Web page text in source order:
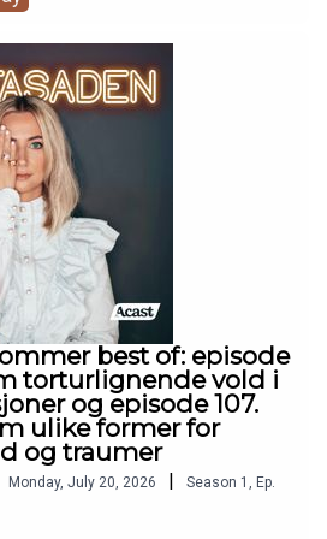
og TM legetjenester i
TM legetjenester finner du også
best of: episode
torturlignende vold i
og episode 107.
ulike former for
og traumer
Monday, July 20, 2026 | Season 1 , Ep.